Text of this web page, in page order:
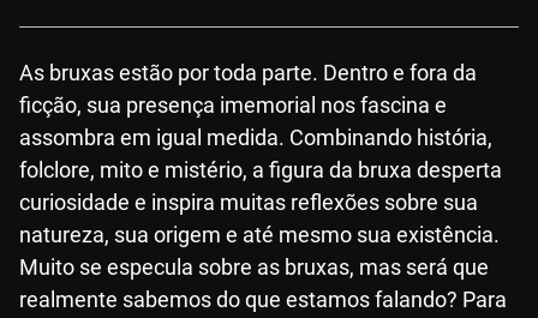
As bruxas estão por toda parte. Dentro e fora da
ficção, sua presença imemorial nos fascina e
assombra em igual medida. Combinando história,
folclore, mito e mistério, a figura da bruxa desperta
curiosidade e inspira muitas reflexões sobre sua
natureza, sua origem e até mesmo sua existência.
Muito se especula sobre as bruxas, mas será que
realmente sabemos do que estamos falando? Para